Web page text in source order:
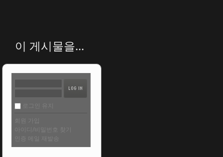
이 게시물을...
로그인 유지
회원 가입
아이디/비밀번호 찾기
인증 메일 재발송